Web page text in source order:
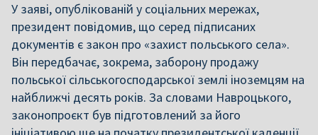
У заяві, опублікованій у соціальних мережах,
президент повідомив, що серед підписаних
документів є закон про «захист польського села».
Він передбачає, зокрема, заборону продажу
польської сільськогосподарської землі іноземцям на
найближчі десять років. За словами Навроцького,
законопроєкт був підготовлений за його